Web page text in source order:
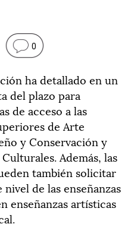
0
ha detallado en un
del plazo para
de acceso a las
de Arte
y Conservación y
Además, las
también solicitar
de las enseñanzas
enseñanzas artísticas